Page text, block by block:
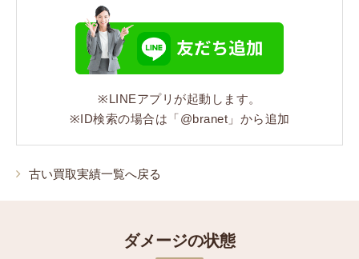
シリーズ
ダミエ・エベヌ
コンディション※LINEアプリが起動します。
※ID検索の場合は「@branet」から追加
古い買取実績一覧へ戻る
ダメージの状態